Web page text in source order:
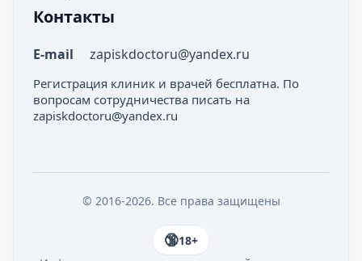
Контакты
E-mail zapiskdoctoru@yandex.ru
Регистрация клиник и врачей бесплатна. По
вопросам сотрудничества писать на
zapiskdoctoru@yandex.ru
© 2016-2026. Все права защищены
18+